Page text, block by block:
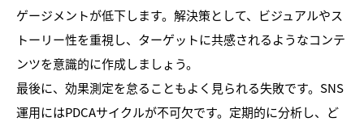
ゲージメントが低下します。解決策として、ビジュアルやス
トーリー性を重視し、ターゲットに共感されるようなコンテ
ンツを意識的に作成しましょう。
最後に、効果測定を怠ることもよく見られる失敗です。SNS
運用にはPDCAサイクルが不可欠です。定期的に分析し、ど